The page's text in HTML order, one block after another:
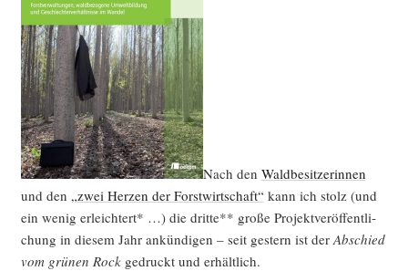
Nach den Wald­be­sit­ze­rin­nen
und den „zwei Her­zen der Forst­wirt­schaft“ kann ich stolz (und
ein wenig erleich­tert* …) die drit­te** gro­ße Pro­jekt­ver­öf­fent­li­
chung in die­sem Jahr ankün­di­gen – seit ges­tern ist derAbschied
vom grü­nen Rockgedruckt und erhältlich.